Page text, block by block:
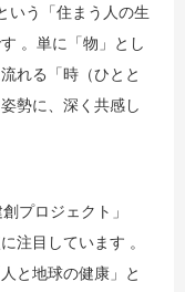
いう「住まう人の生
。単に「物」とし
れる「時（ひとと
勢に、深く共感し
プロジェクト」
注目しています 。
と地球の健康」と